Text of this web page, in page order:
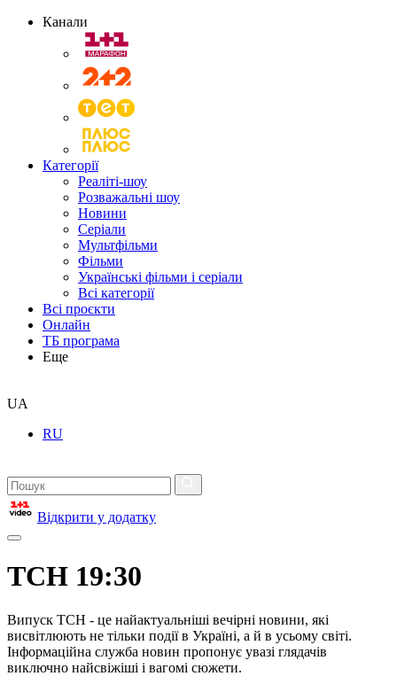
Канали
Категорії
Реаліті-шоу
Розважальні шоу
Новини
Серіали
Мультфільми
Фільми
Українські фільми і серіали
Всі категорії
Всі проєкти
Онлайн
ТБ програма
Еще
UA
RU
Відкрити у додатку
ТСН 19:30
Випуск ТСН - це найактуальніші вечірні новини, які
висвітлюють не тільки події в Україні, а й в усьому світі.
Інформаційна служба новин пропонує увазі глядачів
виключно найсвіжіші і вагомі сюжети.